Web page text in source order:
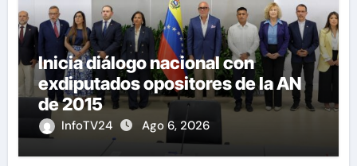
Inicia diálogo nacional con
exdiputados opositores de la AN
de 2015
InfoTV24 Ago 6, 2026